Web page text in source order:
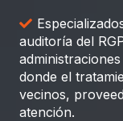
auditoría del
donde el
vecinos,
atención.